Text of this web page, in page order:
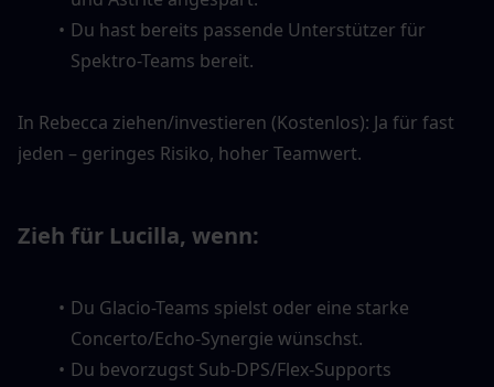
Du hast bereits passende Unterstützer für
Spektro-Teams bereit.
In Rebecca ziehen/investieren (Kostenlos): Ja für fast
jeden – geringes Risiko, hoher Teamwert.
Zieh für Lucilla, wenn:
Du Glacio-Teams spielst oder eine starke
Concerto/Echo-Synergie wünschst.
Du bevorzugst Sub-DPS/Flex-Supports